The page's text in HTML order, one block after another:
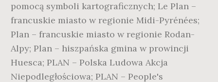
pomocą symboli kartograficznych; Le Plan –
francuskie miasto w regionie Midi-Pyrénées;
Plan – francuskie miasto w regionie Rodan-
Alpy; Plan – hiszpańska gmina w prowincji
Huesca; PLAN – Polska Ludowa Akcja
Niepodległościowa; PLAN – People's